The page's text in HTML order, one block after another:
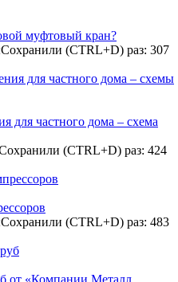
муфтовый кран?
(CTRL+D) раз: 307
для частного дома – схема
(CTRL+D) раз: 424
(CTRL+D) раз: 483
от «Компании Металл